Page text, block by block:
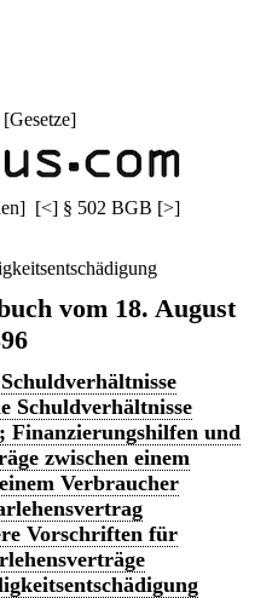
Gesetze]
] [<] § 502 BGB [>]
vom 18. August
Schuldverhältnisse
Finanzierungshilfen und
zwischen einem
Verbraucher
Vorschriften für